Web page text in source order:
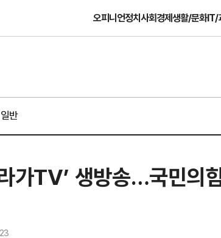
오피니언정치사회경제생활/문화IT/
반
가TV’ 생방송…국민의